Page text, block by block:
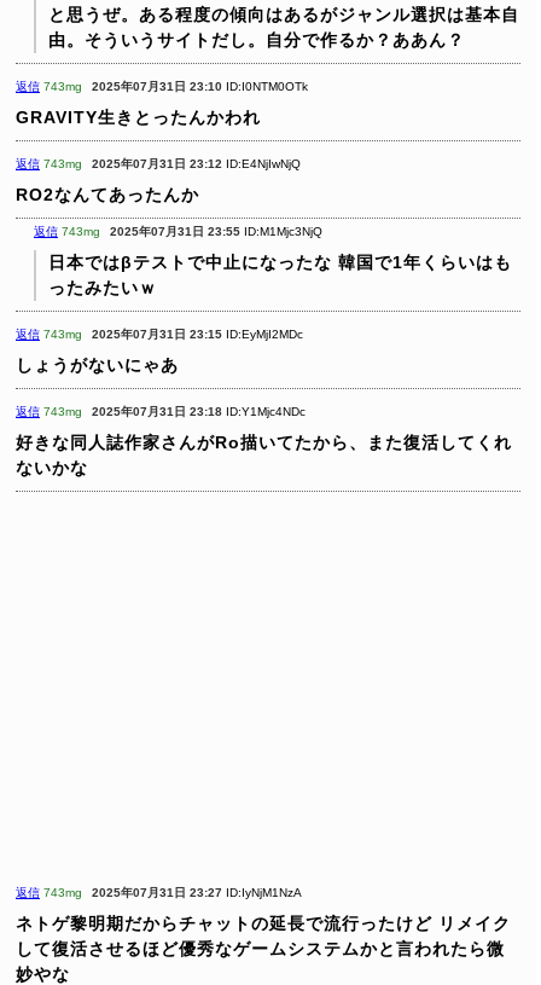
と思うぜ。ある程度の傾向はあるがジャンル選択は基本自
由。そういうサイトだし。自分で作るか？ああん？
返信 743mg 2025年07月31日 23:10 ID:I0NTM0OTk
GRAVITY生きとったんかわれ
返信 743mg 2025年07月31日 23:12 ID:E4NjIwNjQ
RO2なんてあったんか
返信 743mg 2025年07月31日 23:55 ID:M1Mjc3NjQ
日本ではβテストで中止になったな 韓国で1年くらいはも
ったみたいｗ
返信 743mg 2025年07月31日 23:15 ID:EyMjI2MDc
しょうがないにゃあ
返信 743mg 2025年07月31日 23:18 ID:Y1Mjc4NDc
好きな同人誌作家さんがRo描いてたから、また復活してくれ
ないかな
返信 743mg 2025年07月31日 23:27 ID:IyNjM1NzA
ネトゲ黎明期だからチャットの延長で流行ったけど リメイク
して復活させるほど優秀なゲームシステムかと言われたら微
妙やな